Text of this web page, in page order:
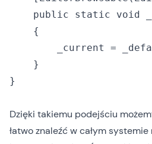
public static void
    {
_current =
    }
}
Dzięki takiemu podejściu
łatwo znaleźć w całym